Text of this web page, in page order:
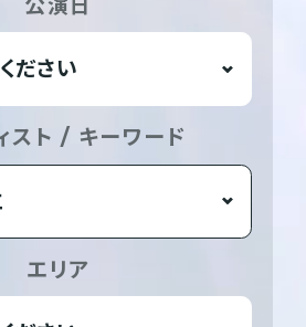
公演日
スト / キーワード
エリア